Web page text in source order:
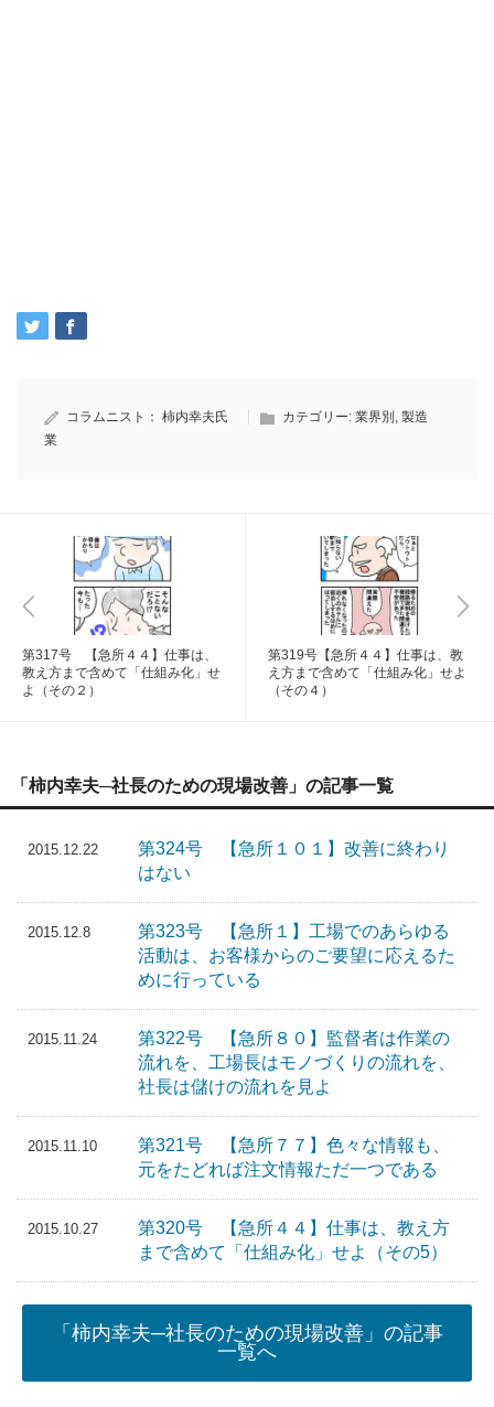
コラムニスト： 柿内幸夫氏 カテゴリー: 業界別, 製造
業
第317号 【急所４４】仕事は、
教え方まで含めて「仕組み化」せ
よ（その２）
第319号【急所４４】仕事は、教
え方まで含めて「仕組み化」せよ
（その４）
「柿内幸夫─社長のための現場改善」の記事一覧
2015.12.22
第324号 【急所１０１】改善に終わり
はない
2015.12.8
第323号 【急所１】工場でのあらゆる
活動は、お客様からのご要望に応えるた
めに行っている
2015.11.24
第322号 【急所８０】監督者は作業の
流れを、工場長はモノづくりの流れを、
社長は儲けの流れを見よ
2015.11.10
第321号 【急所７７】色々な情報も、
元をたどれば注文情報ただ一つである
2015.10.27
第320号 【急所４４】仕事は、教え方
まで含めて「仕組み化」せよ（その5）
「柿内幸夫─社長のための現場改善」の記事
一覧へ